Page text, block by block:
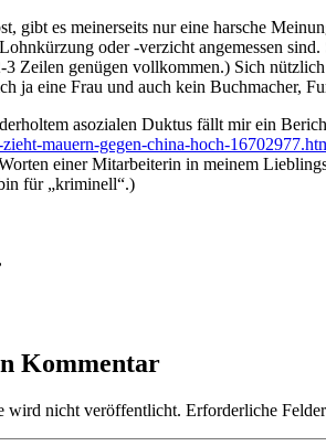
gibt es meinerseits nur eine harsche
oder -verzicht angemessen
3 Zeilen genügen vollkommen.) Sich
ja eine Frau und auch kein Buchmacher,
asozialen Duktus fällt mir ein
mauern-gegen-china-hoch-
einer Mitarbeiterin in meinem
für „kriminell“.)
Kommentar
wird nicht veröffentlicht. Erforderliche